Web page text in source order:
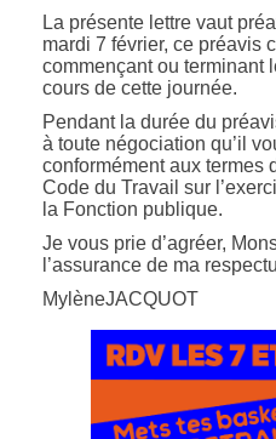
La présente lettre vaut
mardi 7 février, ce préavis
commençant ou terminant
cours de cette journée.
Pendant la durée du
à toute négociation qu’il
conformément aux termes
Code du Travail sur
la Fonction publique.
Je vous prie d’agréer,
l’assurance de ma
MylèneJACQUOT